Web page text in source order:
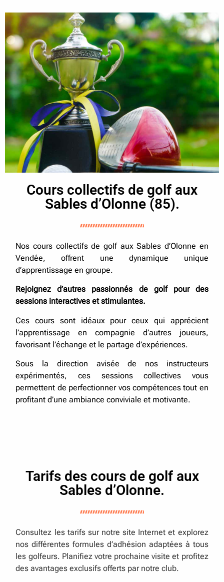
Cours collectifs de golf aux
Sables d’Olonne (85).
Nos cours collectifs de golf aux Sables d’Olonne en
Vendée, offrent une dynamique unique
d’apprentissage en groupe.
Rejoignez d’autres passionnés de golf pour des
sessions interactives et stimulantes.
Ces cours sont idéaux pour ceux qui apprécient
l’apprentissage en compagnie d’autres joueurs,
favorisant l’échange et le partage d’expériences.
Sous la direction avisée de nos instructeurs
expérimentés, ces sessions collectives vous
permettent de perfectionner vos compétences tout en
profitant d’une ambiance conviviale et motivante.
Tarifs des cours de golf aux
Sables d’Olonne.
Consultez les tarifs sur notre site Internet et explorez
nos différentes formules d’adhésion adaptées à tous
les golfeurs. Planifiez votre prochaine visite et profitez
des avantages exclusifs offerts par notre club.